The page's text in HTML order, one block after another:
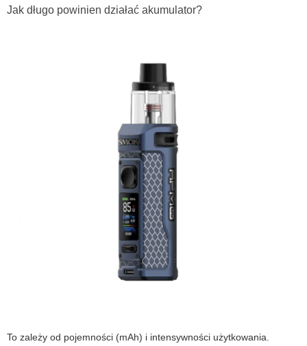
Jak długo powinien działać akumulator?
To zależy od pojemności (mAh) i intensywności użytkowania.